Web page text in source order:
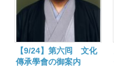
【9/24】第六囘 文化
傳承學會の御案内